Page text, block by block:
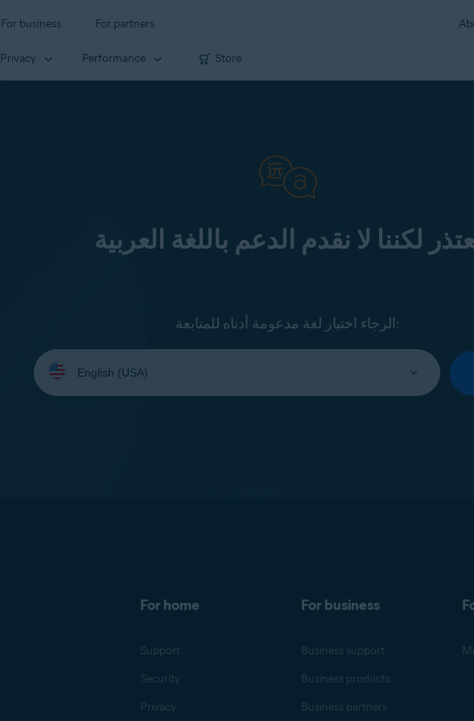
For business For partners
Privacy Performance Store
لكننا لا نقدم الدعم باللغة العربية
الرجاء اختيار لغة مدعومة أدناه للمتابعة:
Select
your
language:
For home
Support
Security
Privacy
For business
Business support
Business products
Business partners